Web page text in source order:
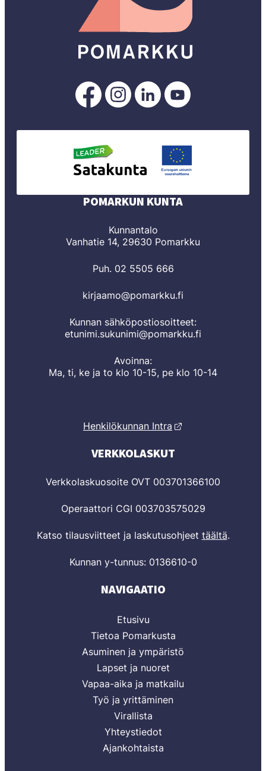
Pomarkku
Facebookissa
Pomarkku
Instagramissa
Pomarkku
LinkedInissä
POMARKUN KUNTA
Kunnantalo
Vanhatie 14, 29630 Pomarkku
Puh. 02 5505 666
kirjaamo@pomarkku.fi
Kunnan sähköpostiosoitteet:
etunimi.sukunimi@pomarkku.fi
Avoinna:
Ma, ti, ke ja to klo 10-15, pe klo 10-14
Henkilökunnan Intra
VERKKOLASKUT
Verkkolaskuosoite OVT 003701366100
Operaattori CGI 003703575029
Katso tilausviitteet ja laskutusohjeet täältä.
Kunnan y-tunnus: 0136610-0
NAVIGAATIO
Etusivu
Tietoa Pomarkusta
Asuminen ja ympäristö
Lapset ja nuoret
Vapaa-aika ja matkailu
Työ ja yrittäminen
Virallista
Yhteystiedot
Ajankohtaista